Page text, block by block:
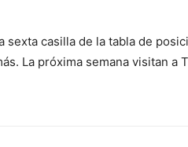
casilla de la tabla de
La próxima semana visitan a